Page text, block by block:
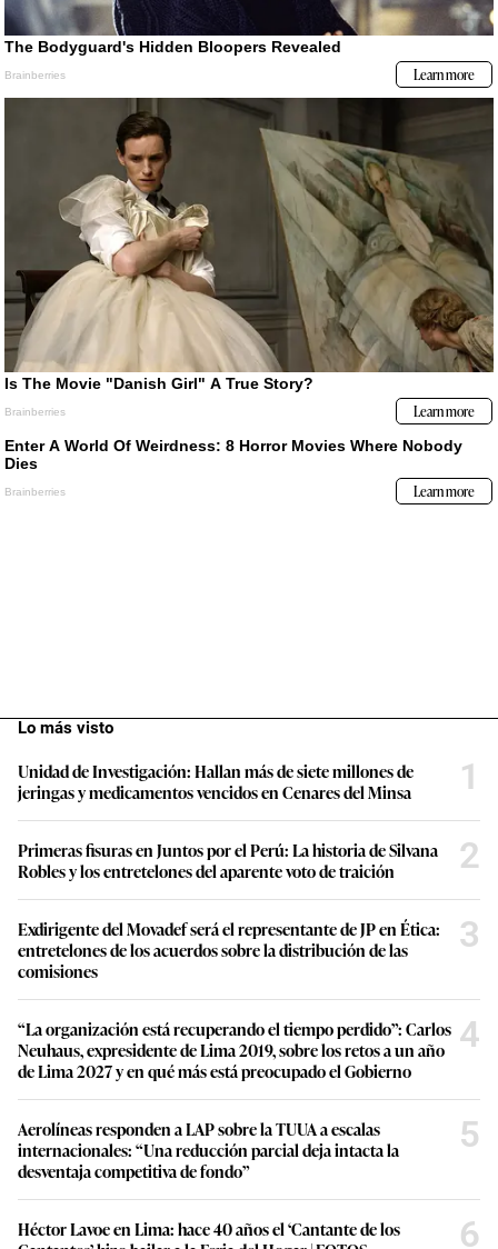
Lo más visto
Unidad de Investigación: Hallan más de siete millones de
jeringas y medicamentos vencidos en Cenares del Minsa
1
Primeras fisuras en Juntos por el Perú: La historia de Silvana
Robles y los entretelones del aparente voto de traición
2
Exdirigente del Movadef será el representante de JP en Ética:
entretelones de los acuerdos sobre la distribución de las
comisiones
3
“La organización está recuperando el tiempo perdido”: Carlos
Neuhaus, expresidente de Lima 2019, sobre los retos a un año
de Lima 2027 y en qué más está preocupado el Gobierno
4
Aerolíneas responden a LAP sobre la TUUA a escalas
internacionales: “Una reducción parcial deja intacta la
desventaja competitiva de fondo”
5
Héctor Lavoe en Lima: hace 40 años el ‘Cantante de los
6